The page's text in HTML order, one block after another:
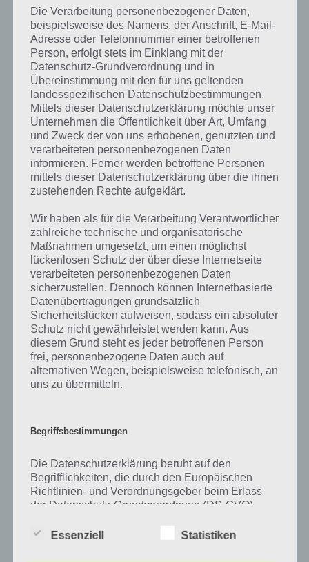
Kurze Begriffserklärung zur Lösung
Skaten
Skaten ist die Lösung für das tägliche Rätsel am 11.5.2023 in 4 Bilder
1 Wort, doch welche Bedeutung hat dieses eigentlich und was gibt es
bestimmten Lösungen präsentieren wir daher auch immer eine
kurze Begriffserklärung!
Zu Skaten haben wir zunächst keine weiteren Informationen parat!
Auf WhatsApp teilen Teilen auf Facebook
Tweet auf Twitter
Mehr Artikel hier auf Touchportal
Die Verarbeitung personenbezogener Daten,
beispielsweise des Namens, der Anschrift, E-Mail-
Adresse oder Telefonnummer einer betroffenen
Person, erfolgt stets im Einklang mit der
Datenschutz-Grundverordnung und in
Übereinstimmung mit den für uns geltenden
landesspezifischen Datenschutzbestimmungen.
Mittels dieser Datenschutzerklärung möchte unser
Unternehmen die Öffentlichkeit über Art, Umfang
und Zweck der von uns erhobenen, genutzten und
verarbeiteten personenbezogenen Daten
informieren. Ferner werden betroffene Personen
mittels dieser Datenschutzerklärung über die ihnen
zustehenden Rechte aufgeklärt.
Wir haben als für die Verarbeitung Verantwortlicher
zahlreiche technische und organisatorische
Maßnahmen umgesetzt, um einen möglichst
lückenlosen Schutz der über diese Internetseite
verarbeiteten personenbezogenen Daten
sicherzustellen. Dennoch können Internetbasierte
Datenübertragungen grundsätzlich
Sicherheitslücken aufweisen, sodass ein absoluter
Schutz nicht gewährleistet werden kann. Aus
diesem Grund steht es jeder betroffenen Person
frei, personenbezogene Daten auch auf
alternativen Wegen, beispielsweise telefonisch, an
uns zu übermitteln.
Begriffsbestimmungen
Die Datenschutzerklärung beruht auf den
Begrifflichkeiten, die durch den Europäischen
Richtlinien- und Verordnungsgeber beim Erlass
der Datenschutz-Grundverordnung (DS-GVO)
soll sowohl für die Öffentlichkeit als auch für
Essenziell Statistiken